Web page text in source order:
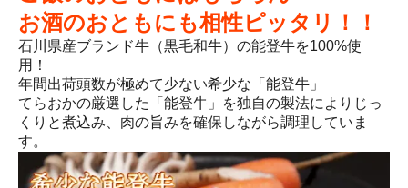
お酒のおともにも相性ピッタリ！！
石川県産ブランド牛（黒毛和牛）の能登牛を100%使
用！
年間出荷頭数が極めて少ない希少な「能登牛」
てらおかの厳選した「能登牛」を独自の製法によりじっ
くりと煮込み、肉の旨みを確保しながら調理していま
す。